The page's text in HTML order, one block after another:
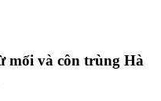
mối và côn trùng Hà